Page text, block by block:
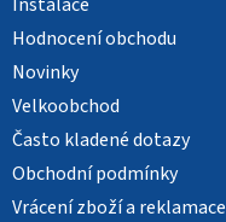
Hodnocení obchodu
Novinky
Velkoobchod
Často kladené dotazy
Obchodní podmínky
Vrácení zboží a reklamace